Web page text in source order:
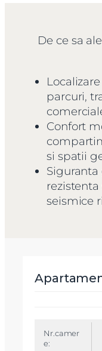
De ce sa
parcuri,
Confort
si spatii
seismice
r.